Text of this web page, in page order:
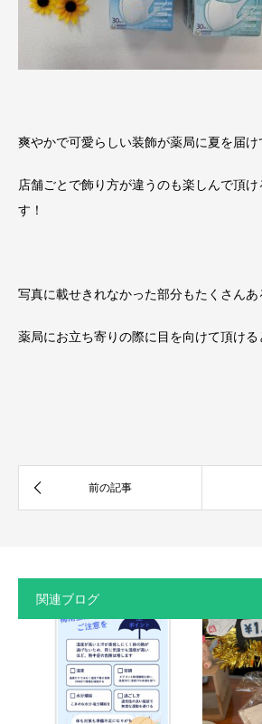
爽やかで可愛らしい装飾が薬局に夏を届
店舗ごとで飾り方が違うのも楽しんで頂
す！
写真に載せきれなかった部分もたくさんあ
薬局にお立ち寄りの際に目を向けて頂ける
関連ブログ